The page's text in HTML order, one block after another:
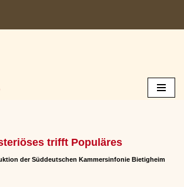
trifft Populäres
der Süddeutschen Kammersinfonie Bietigheim